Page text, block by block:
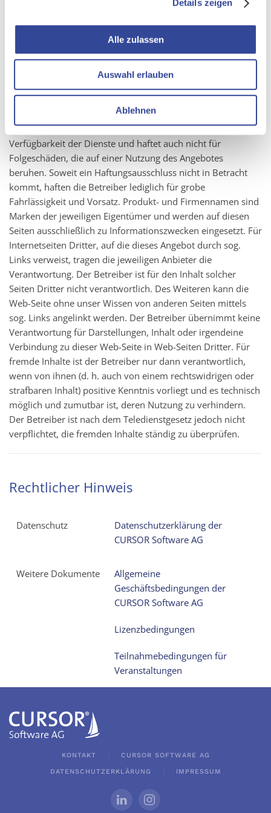
Details zeigen
Alle zulassen
Auswahl erlauben
Ablehnen
eine schriftliche Bekanntmachung seitens des Betreibers
Haftungshinweise
„CURSOR Software AG” als Betreiber des Online-Auftrittes
übernimmt keinerlei Gewähr für Richtigkeit, Vollständigkeit
und Aktualität der enthaltenen Informationen sowie der
Verfügbarkeit der Dienste und haftet auch nicht für
Folgeschäden, die auf einer Nutzung des Angebotes
beruhen. Soweit ein Haftungsausschluss nicht in Betracht
kommt, haften die Betreiber lediglich für grobe
Fahrlässigkeit und Vorsatz. Produkt- und Firmennamen sind
Marken der jeweiligen Eigentümer und werden auf diesen
Seiten ausschließlich zu Informationszwecken eingesetzt. Für
Internetseiten Dritter, auf die dieses Angebot durch sog.
Links verweist, tragen die jeweiligen Anbieter die
Verantwortung. Der Betreiber ist für den Inhalt solcher
Seiten Dritter nicht verantwortlich. Des Weiteren kann die
Web-Seite ohne unser Wissen von anderen Seiten mittels
sog. Links angelinkt werden. Der Betreiber übernimmt keine
Verantwortung für Darstellungen, Inhalt oder irgendeine
Verbindung zu dieser Web-Seite in Web-Seiten Dritter. Für
fremde Inhalte ist der Betreiber nur dann verantwortlich,
wenn von ihnen (d. h. auch von einem rechtswidrigen oder
strafbaren Inhalt) positive Kenntnis vorliegt und es technisch
möglich und zumutbar ist, deren Nutzung zu verhindern.
Der Betreiber ist nach dem Teledienstgesetz jedoch nicht
verpflichtet, die fremden Inhalte ständig zu überprüfen.
Rechtlicher Hinweis
Datenschutz
Datenschutzerklärung der
CURSOR Software AG
Weitere Dokumente
Allgemeine
Geschäftsbedingungen der
CURSOR Software AG
Lizenzbedingungen
Teilnahmebedingungen für
Veranstaltungen
KONTAKT CURSOR SOFTWARE AG
DATENSCHUTZERKLÄRUNG IMPRESSUM